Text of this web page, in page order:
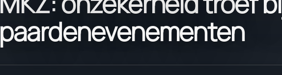
paardenevenementen